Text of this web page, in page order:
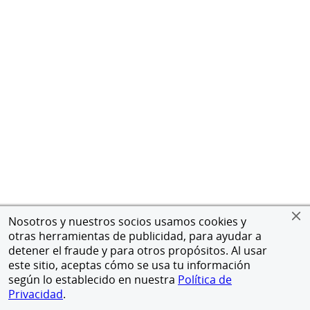
Nosotros y nuestros socios usamos cookies y
otras herramientas de publicidad, para ayudar a
detener el fraude y para otros propósitos. Al usar
este sitio, aceptas cómo se usa tu información
según lo establecido en nuestra Política de
Privacidad.